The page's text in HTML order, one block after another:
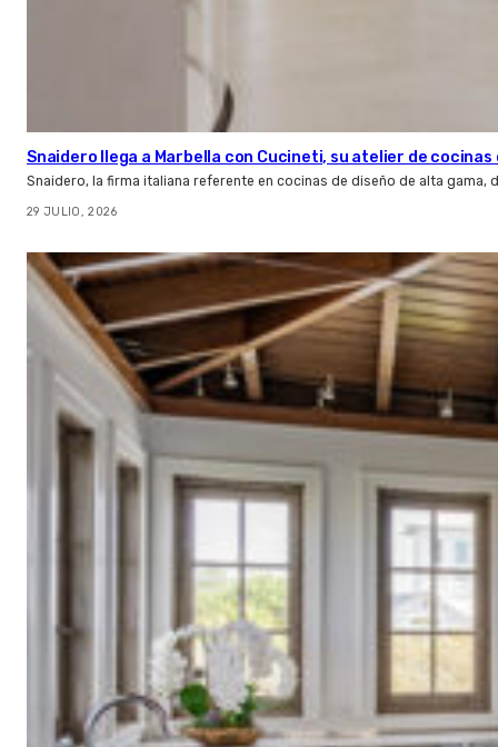
Snaidero llega a Marbella con Cucineti, su atelier de cocinas
Snaidero, la firma italiana referente en cocinas de diseño de alta gama,
29 JULIO, 2026